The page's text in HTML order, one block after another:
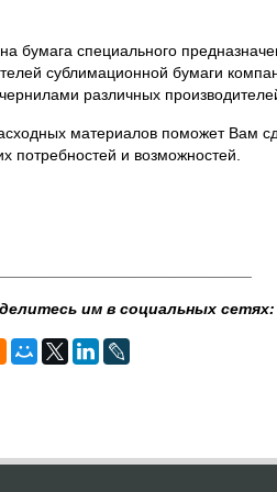
бумага специального
сублимационной бумаги
различных
материалов поможет Вам
потребностей и возможностей.
им в социальных сетях: